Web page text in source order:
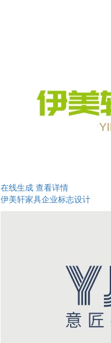
在线生成 查看详情
伊美轩家具企业标志设计